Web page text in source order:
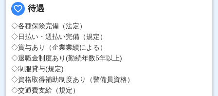
favorite_border 待遇
◇各種保険完備（法定）
◇日払い・週払い完備（規定）
◇賞与あり（企業業績による）
◇退職金制度あり(勤続年数5年以上)
◇制服貸与(規定)
◇資格取得補助制度あり（警備員資格）
◇交通費支給（規定）